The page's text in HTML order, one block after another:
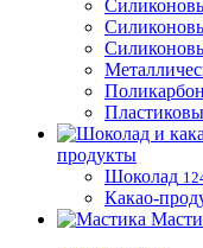
продукты
Шоколад
Какао-